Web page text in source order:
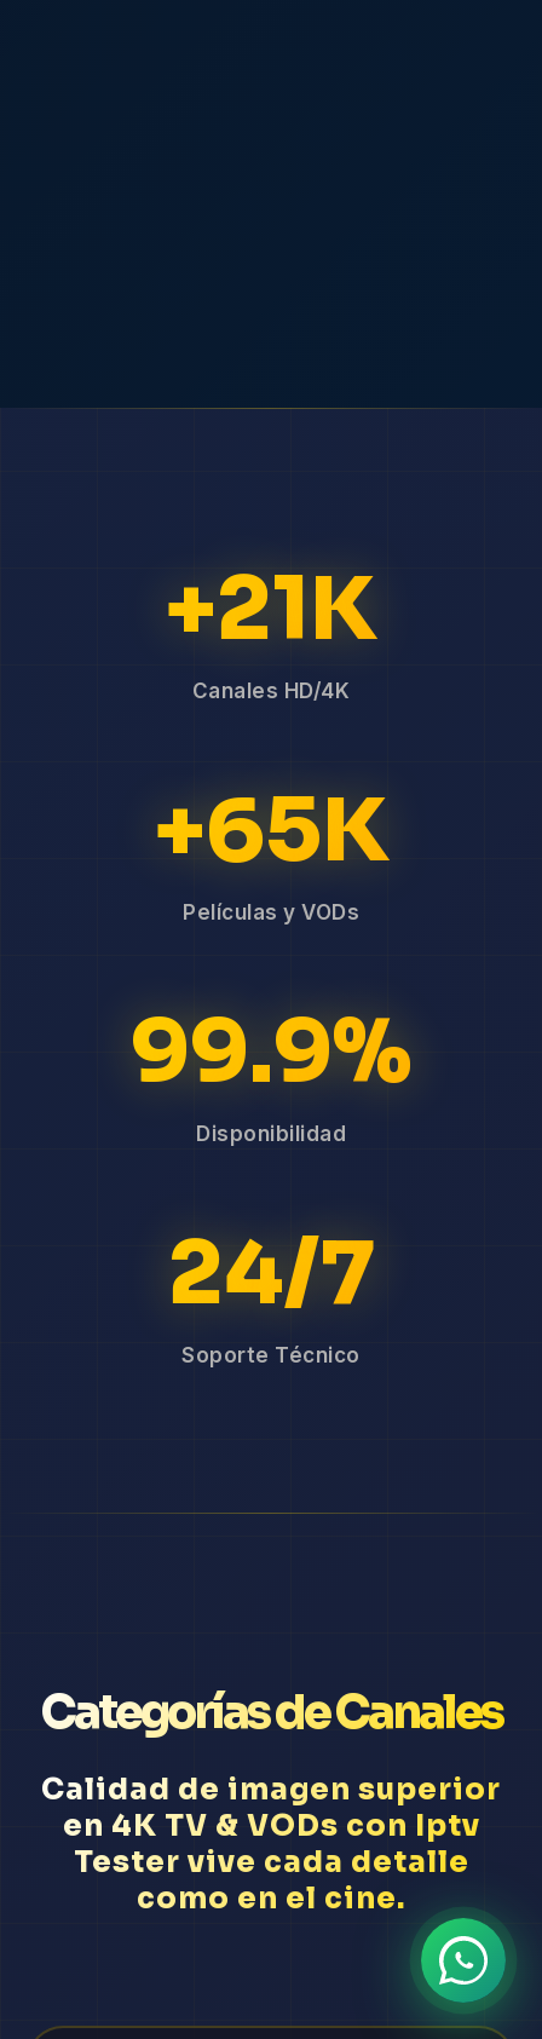
+21K
Canales HD/4K
+65K
Películas y VODs
99.9%
Disponibilidad
24/7
Soporte Técnico
Categorías de Canales
Calidad de imagen superior
en 4K TV & VODs con Iptv
Tester vive cada detalle
como en el cine.